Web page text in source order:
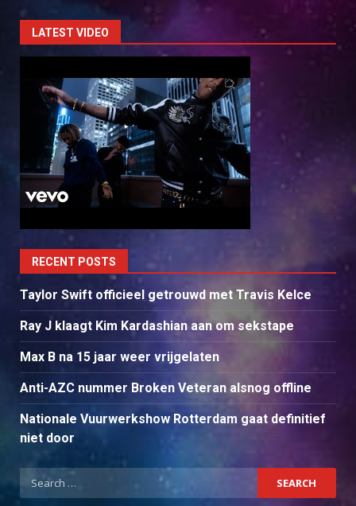
LATEST VIDEO
RECENT POSTS
Taylor Swift officieel getrouwd met Travis Kelce
Ray J klaagt Kim Kardashian aan om sekstape
Max B na 15 jaar weer vrijgelaten
Anti-AZC nummer Broken Veteran alsnog offline
Nationale Vuurwerkshow Rotterdam gaat definitief
niet door
Search
for: